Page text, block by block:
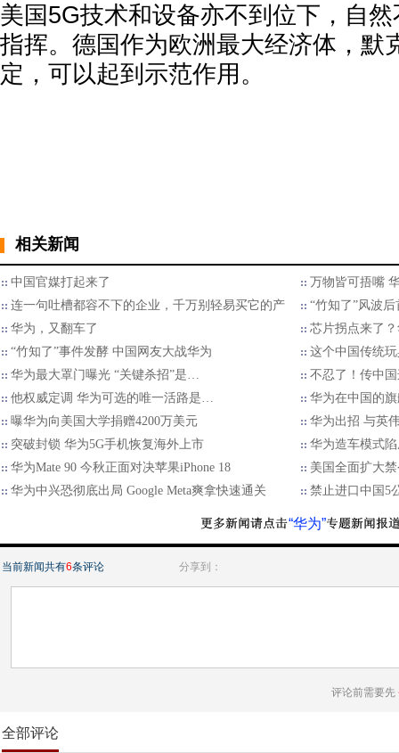
美国5G技术和设备亦不到位下，自
指挥。德国作为欧洲最大经济体，默
定，可以起到示范作用。
相关新闻
中国官媒打起来了
万物皆可捂嘴
连一句吐槽都容不下的企业，千万别轻易买它的产
“竹知了”风波
华为，又翻车了
芯片拐点来了
“竹知了”事件发酵 中国网友大战华为
这个中国传统
华为最大罩门曝光 “关键杀招”是…
不忍了！传中
他权威定调 华为可选的唯一活路是…
华为在中国的
曝华为向美国大学捐赠4200万美元
华为出招 与英
突破封锁 华为5G手机恢复海外上市
华为造车模式
华为Mate 90 今秋正面对决苹果iPhone 18
美国全面扩大
华为中兴恐彻底出局 Google Meta爽拿快速通关
禁止进口中国5
“华为”
当前新闻共有6条评论 分享到：
评论前需要先
全部评论